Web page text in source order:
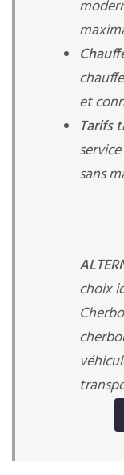
et
Tarifs
sans
choix